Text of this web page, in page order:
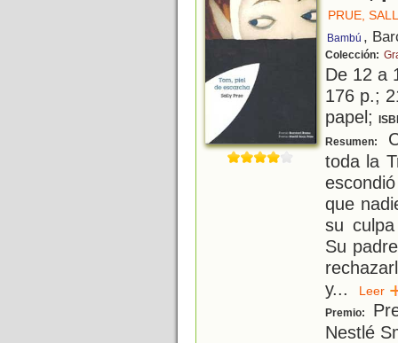
PRUE,
Bambú ,
Colección:
De 12 a
176 p.;
papel;
Resumen:
toda la
que
su
Su
y...
Premio:
Nestlé